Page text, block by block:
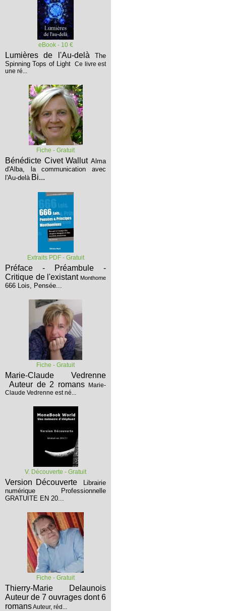
eBook - 10 €
Lumières de l'Au-delà The
Spinning Tops of Light Ce livre est
une ré...
Fiche - Gratuit
Bénédicte Civet Wallut Alma
d'Alba, la communication avec
l'Au-delà Bi...
Extraits PDF - Gratuit
Préface - Préambule -
Critique de l'existant Monthome
666 Lois, Pensée...
Fiche - Gratuit
Marie-Claude Vedrenne
Auteur de 2 romans
Marie-
Claude Vedrenne est né...
V. Découverte - Gratuit
Version Découverte
Librairie
numérique Professionnelle
GRATUITE EN 20...
Fiche - Gratuit
Thierry-Marie Delaunois
Auteur de 7 ouvrages dont 6
romansAuteur, réd...